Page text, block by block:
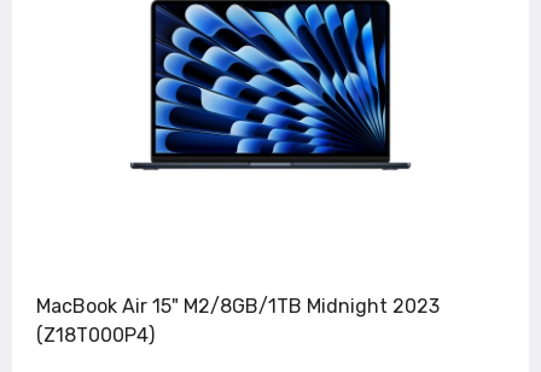
MacBook Air 15" M2/8GB/1TB Midnight 2023
(Z18T000P4)